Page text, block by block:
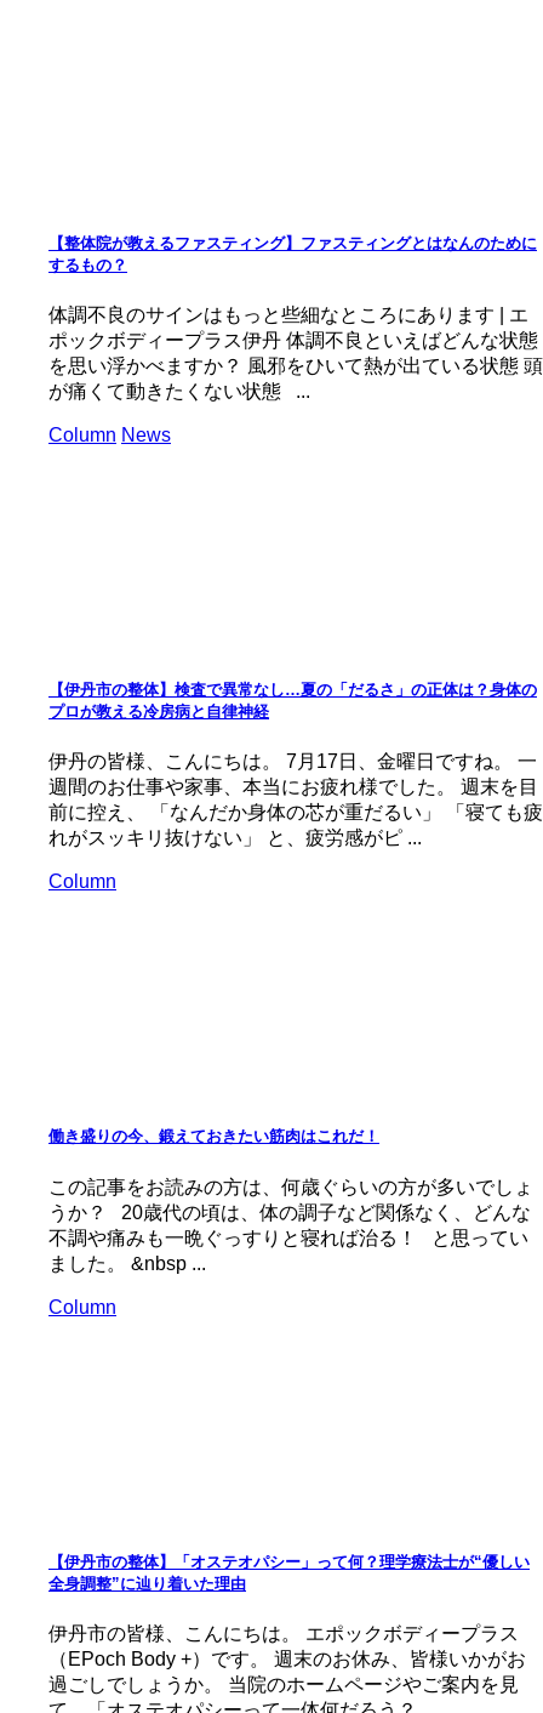
【整体院が教えるファスティング】ファスティングとはなんのために
するもの？
体調不良のサインはもっと些細なところにあります | エ
ポックボディープラス伊丹 体調不良といえばどんな状態
を思い浮かべますか？ 風邪をひいて熱が出ている状態 頭
が痛くて動きたくない状態 ...
Column News
【伊丹市の整体】検査で異常なし…夏の「だるさ」の正体は？身体の
プロが教える冷房病と自律神経
伊丹の皆様、こんにちは。 7月17日、金曜日ですね。 一
週間のお仕事や家事、本当にお疲れ様でした。 週末を目
前に控え、 「なんだか身体の芯が重だるい」 「寝ても疲
れがスッキリ抜けない」 と、疲労感がピ ...
Column
働き盛りの今、鍛えておきたい筋肉はこれだ！
この記事をお読みの方は、何歳ぐらいの方が多いでしょ
うか？ 20歳代の頃は、体の調子など関係なく、どんな
不調や痛みも一晩ぐっすりと寝れば治る！ と思ってい
ました。 &nbsp ...
Column
【伊丹市の整体】「オステオパシー」って何？理学療法士が“優しい
全身調整”に辿り着いた理由
伊丹市の皆様、こんにちは。 エポックボディープラス
（EPoch Body +）です。 週末のお休み、皆様いかがお
過ごしでしょうか。 当院のホームページやご案内を見